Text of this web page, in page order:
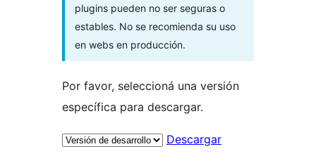
plugins pueden no ser seguras o
estables. No se recomienda su uso
en webs en producción.
Por favor, seleccioná una versión
específica para descargar.
Descargar